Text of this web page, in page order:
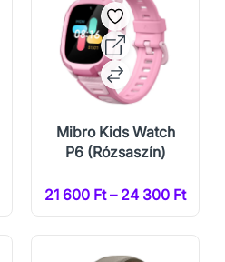
Mibro Kids Watch
P6 (Rózsaszín)
21 600 Ft – 24 300 Ft